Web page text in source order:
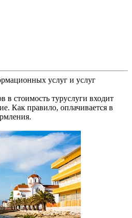
услуг и услуг
в стоимость туруслуги входит
Как правило, оплачивается в